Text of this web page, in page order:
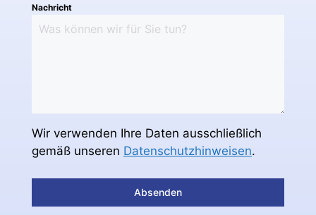
Nachricht
Wir verwenden Ihre Daten ausschließlich
gemäß unseren Datenschutzhinweisen.
Absenden